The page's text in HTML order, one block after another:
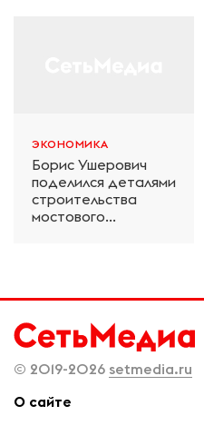
ЭКОНОМИКА
Борис Ушерович
поделился деталями
строительства
мостового
© 2019-2026 setmedia.ru
О сайте